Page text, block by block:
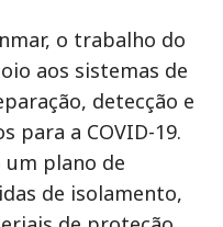
o trabalho do
aos sistemas de
detecção e
para a COVID-19.
plano de
de isolamento,